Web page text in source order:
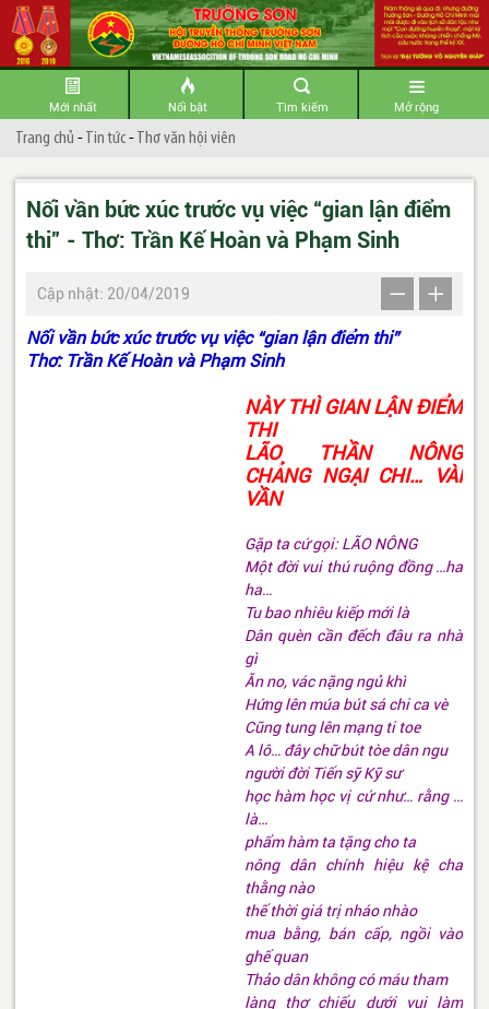
Mới nhất Nổi bật Tìm kiếm Mở rộng
Trang chủ -Tin tức-Thơ văn hội viên
Nối vần bức xúc trước vụ việc “gian lận điểm
thi” - Thơ: Trần Kế Hoàn và Phạm Sinh
Cập nhật: 20/04/2019
Nối vần bức xúc trước vụ việc “gian lận điểm thi”
Thơ: Trần Kế Hoàn và Phạm Sinh
NÀY THÌ GIAN LẬN ĐIỂM
THI
LÃO THẦN NÔNG
CHẲNG NGẠI CHI… VÀI
VẦN
Gặp ta cứ gọi: LÃO NÔNG
Một đời vui thú ruộng đồng …ha
ha…
Tu bao nhiêu kiếp mới là
Dân quèn cần đếch đâu ra nhà
gì
Ăn no, vác nặng ngủ khì
Hứng lên múa bút sá chi ca vè
Cũng tung lên mạng ti toe
A lô… đây chữ bút tòe dân ngu
người đời Tiến sỹ Kỹ sư
học hàm học vị cứ như… rằng …
là…
phẩm hàm ta tặng cho ta
nông dân chính hiệu kệ cha
thằng nào
thế thời giá trị nháo nhào
mua bằng, bán cấp, ngồi vào
ghế quan
Thảo dân không có máu tham
làng thơ chiếu dưới vui làm